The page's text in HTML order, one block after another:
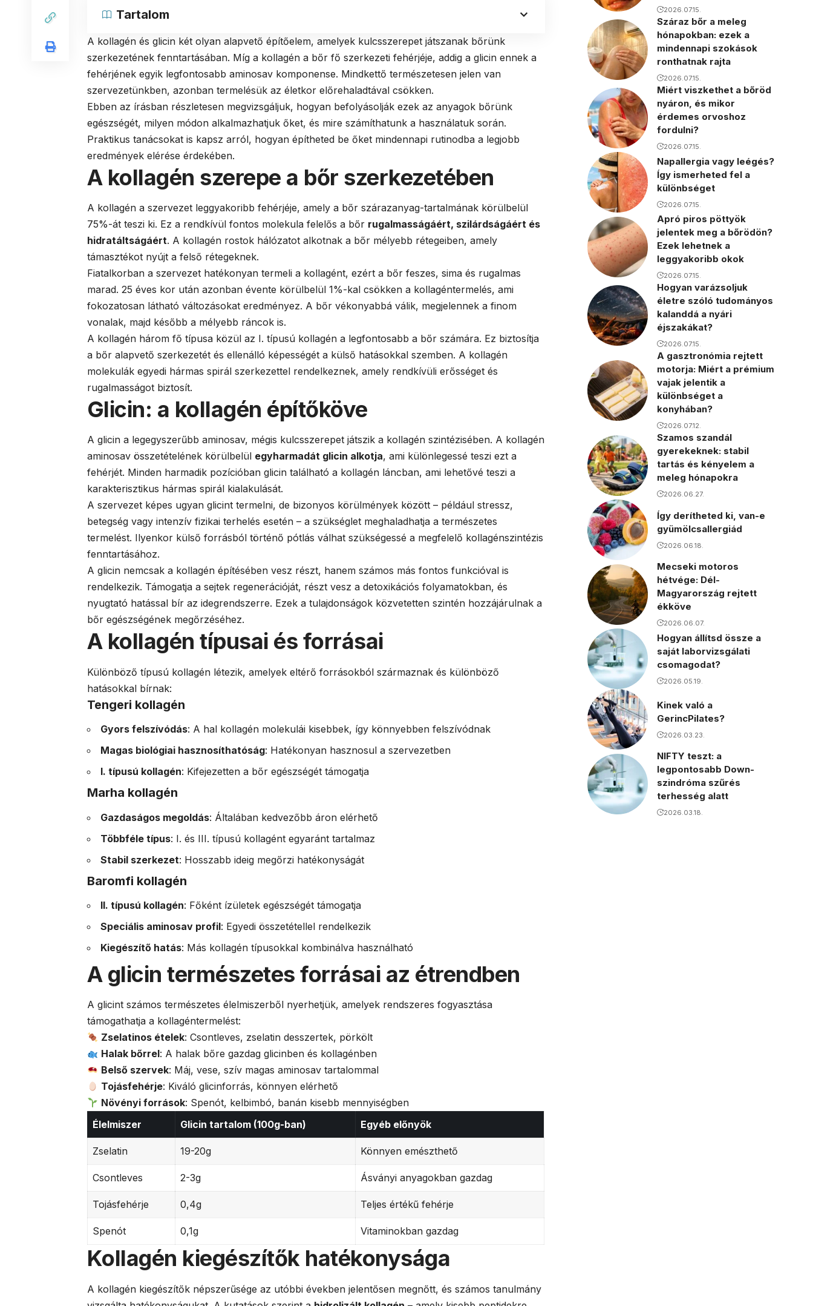
Tartalom
A kollagén és glicin két olyan alapvető építőelem, amelyek kulcsszerepet játszanak bőrünk
szerkezetének fenntartásában. Míg a kollagén a bőr fő szerkezeti fehérjéje, addig a glicin ennek a
fehérjének egyik legfontosabb aminosav komponense. Mindkettő természetesen jelen van
szervezetünkben, azonban termelésük az életkor előrehaladtával csökken.
Ebben az írásban részletesen megvizsgáljuk, hogyan befolyásolják ezek az anyagok bőrünk
egészségét, milyen módon alkalmazhatjuk őket, és mire számíthatunk a használatuk során.
Praktikus tanácsokat is kapsz arról, hogyan építheted be őket mindennapi rutinodba a legjobb
eredmények elérése érdekében.
A kollagén szerepe a bőr szerkezetében
A kollagén a szervezet leggyakoribb fehérjéje, amely a bőr szárazanyag-tartalmának körülbelül
75%-át teszi ki. Ez a rendkívül fontos molekula felelős a bőr rugalmasságáért, szilárdságáért és
hidratáltságáért. A kollagén rostok hálózatot alkotnak a bőr mélyebb rétegeiben, amely
támasztékot nyújt a felső rétegeknek.
Fiatalkorban a szervezet hatékonyan termeli a kollagént, ezért a bőr feszes, sima és rugalmas
marad. 25 éves kor után azonban évente körülbelül 1%-kal csökken a kollagéntermelés, ami
fokozatosan látható változásokat eredményez. A bőr vékonyabbá válik, megjelennek a finom
vonalak, majd később a mélyebb ráncok is.
A kollagén három fő típusa közül az I. típusú kollagén a legfontosabb a bőr számára. Ez biztosítja
a bőr alapvető szerkezetét és ellenálló képességét a külső hatásokkal szemben. A kollagén
molekulák egyedi hármas spirál szerkezettel rendelkeznek, amely rendkívüli erősséget és
rugalmasságot biztosít.
Glicin: a kollagén építőköve
A glicin a legegyszerűbb aminosav, mégis kulcsszerepet játszik a kollagén szintézisében. A kollagén
aminosav összetételének körülbelül egyharmadát glicin alkotja, ami különlegessé teszi ezt a
fehérjét. Minden harmadik pozícióban glicin található a kollagén láncban, ami lehetővé teszi a
karakterisztikus hármas spirál kialakulását.
A szervezet képes ugyan glicint termelni, de bizonyos körülmények között – például stressz,
betegség vagy intenzív fizikai terhelés esetén – a szükséglet meghaladhatja a természetes
termelést. Ilyenkor külső forrásból történő pótlás válhat szükségessé a megfelelő kollagénszintézis
fenntartásához.
A glicin nemcsak a kollagén építésében vesz részt, hanem számos más fontos funkcióval is
rendelkezik. Támogatja a sejtek regenerációját, részt vesz a detoxikációs folyamatokban, és
nyugtató hatással bír az idegrendszerre. Ezek a tulajdonságok közvetetten szintén hozzájárulnak a
bőr egészségének megőrzéséhez.
A kollagén típusai és forrásai
Különböző típusú kollagén létezik, amelyek eltérő forrásokból származnak és különböző
hatásokkal bírnak:
Tengeri kollagén
Gyors felszívódás: A hal kollagén molekulái kisebbek, így könnyebben felszívódnak
Magas biológiai hasznosíthatóság: Hatékonyan hasznosul a szervezetben
I. típusú kollagén: Kifejezetten a bőr egészségét támogatja
Marha kollagén
Gazdaságos megoldás: Általában kedvezőbb áron elérhető
Többféle típus: I. és III. típusú kollagént egyaránt tartalmaz
Stabil szerkezet: Hosszabb ideig megőrzi hatékonyságát
Baromfi kollagén
II. típusú kollagén: Főként ízületek egészségét támogatja
Speciális aminosav profil: Egyedi összetétellel rendelkezik
Kiegészítő hatás: Más kollagén típusokkal kombinálva használható
A glicin természetes forrásai az étrendben
A glicint számos természetes élelmiszerből nyerhetjük, amelyek rendszeres fogyasztása
támogathatja a kollagéntermelést:
Zselatinos ételek: Csontleves, zselatin desszertek, pörkölt
Halak bőrrel: A halak bőre gazdag glicinben és kollagénben
Belső szervek: Máj, vese, szív magas aminosav tartalommal
Tojásfehérje: Kiváló glicinforrás, könnyen elérhető
Növényi források: Spenót, kelbimbó, banán kisebb mennyiségben
Élelmiszer
Glicin tartalom (100g-ban) Egyéb előnyök
Zselatin 19-20g Könnyen emészthető
Csontleves 2-3g Ásványi anyagokban gazdag
Tojásfehérje 0,4g Teljes értékű fehérje
Spenót 0,1g Vitaminokban gazdag
Kollagén kiegészítők hatékonysága
A kollagén kiegészítők népszerűsége az utóbbi években jelentősen megnőtt, és számos tanulmány
2026.07.15.
Száraz bőr a meleg
hónapokban: ezek a
mindennapi szokások
ronthatnak rajta
2026.07.15.
Miért viszkethet a bőröd
nyáron, és mikor
érdemes orvoshoz
fordulni?
2026.07.15.
Napallergia vagy leégés?
Így ismerheted fel a
különbséget
2026.07.15.
Apró piros pöttyök
jelentek meg a bőrödön?
Ezek lehetnek a
leggyakoribb okok
2026.07.15.
Hogyan varázsoljuk
életre szóló tudományos
kalanddá a nyári
éjszakákat?
2026.07.15.
A gasztronómia rejtett
motorja: Miért a prémium
vajak jelentik a
különbséget a
konyhában?
2026.07.12.
Szamos szandál
gyerekeknek: stabil
tartás és kényelem a
meleg hónapokra
2026.06.27.
Így derítheted ki, van-e
gyümölcsallergiád
2026.06.18.
Mecseki motoros
hétvége: Dél-
Magyarország rejtett
ékköve
2026.06.07.
Hogyan állítsd össze a
saját laborvizsgálati
csomagodat?
2026.05.19.
Kinek való a
GerincPilates?
2026.03.23.
NIFTY teszt: a
legpontosabb Down-
szindróma szűrés
terhesség alatt
2026.03.18.